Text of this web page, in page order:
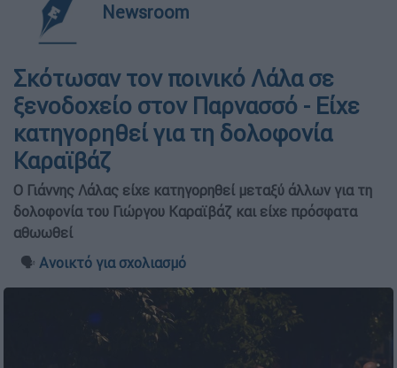
Newsroom
Σκότωσαν τον ποινικό Λάλα σε
ξενοδοχείο στον Παρνασσό - Είχε
κατηγορηθεί για τη δολοφονία
Καραϊβάζ
O Γιάννης Λάλας είχε κατηγορηθεί μεταξύ άλλων για τη
δολοφονία του Γιώργου Καραϊβάζ και είχε πρόσφατα
αθωωθεί
🗣️ Ανοικτό για σχολιασμό